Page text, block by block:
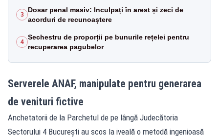
3
Dosar penal masiv: Inculpați în arest și zeci de
acorduri de recunoaștere
4
Sechestru de proporții pe bunurile rețelei pentru
recuperarea pagubelor
Serverele ANAF, manipulate pentru generarea
de venituri fictive
Anchetatorii de la Parchetul de pe lângă Judecătoria
Sectorului 4 București au scos la iveală o metodă ingenioasă